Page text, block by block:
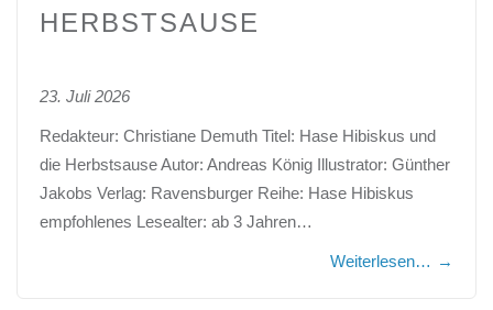
HERBSTSAUSE
23. Juli 2026
Redakteur: Christiane Demuth Titel: Hase Hibiskus und
die Herbstsause Autor: Andreas König Illustrator: Günther
Jakobs Verlag: Ravensburger Reihe: Hase Hibiskus
empfohlenes Lesealter: ab 3 Jahren…
Weiterlesen… →